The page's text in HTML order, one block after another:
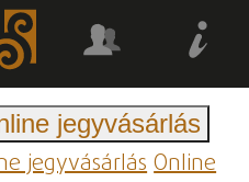
jegyvásárlás
jegyvásárlásOnline